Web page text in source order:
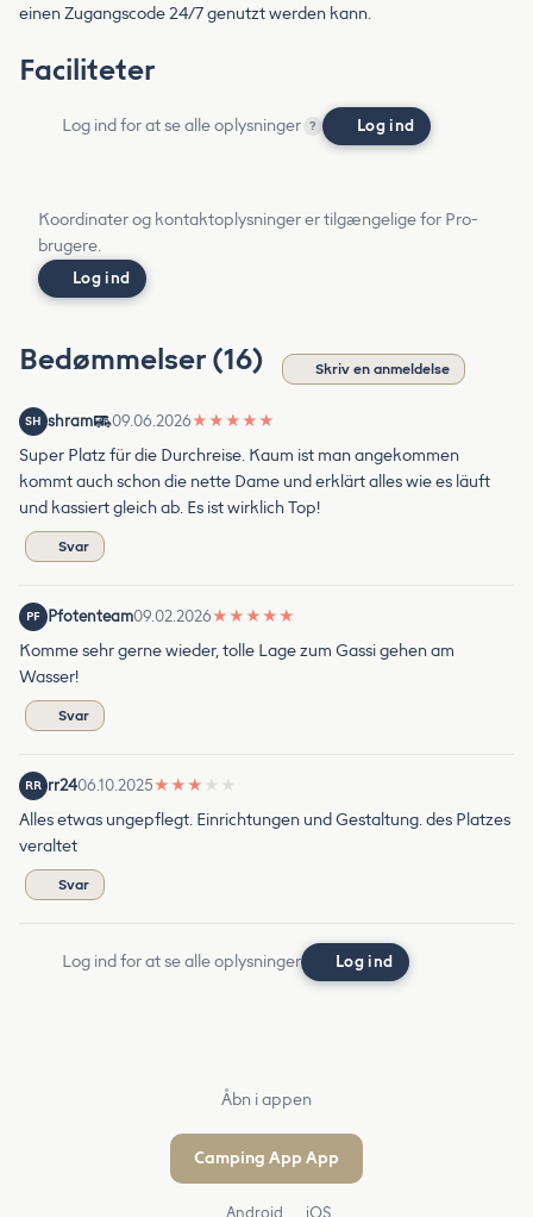
einen Zugangscode 24/7 genutzt werden kann.
Faciliteter
Log ind for at se alle oplysninger ? Log ind
Koordinater og kontaktoplysninger er tilgængelige for Pro-
brugere.
Log ind
Bedømmelser (16) Skriv en anmeldelse
SH shram 09.06.2026★ ★ ★ ★ ★
Super Platz für die Durchreise. Kaum ist man angekommen
kommt auch schon die nette Dame und erklärt alles wie es läuft
und kassiert gleich ab. Es ist wirklich Top!
Svar
PF Pfotenteam09.02.2026★ ★ ★ ★ ★
Komme sehr gerne wieder, tolle Lage zum Gassi gehen am
Wasser!
Svar
RR rr2406.10.2025★ ★ ★ ★ ★
Alles etwas ungepflegt. Einrichtungen und Gestaltung. des Platzes
veraltet
Svar
Log ind for at se alle oplysninger Log ind
Åbn i appen
Camping App App
Android iOS